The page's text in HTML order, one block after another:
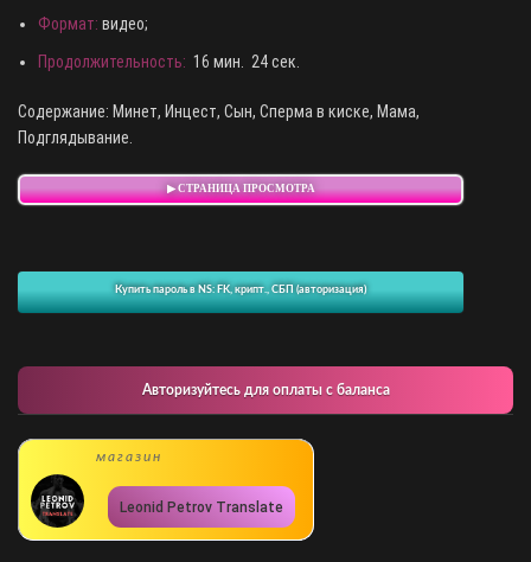
Формат: видео;
Продолжительность: 16 мин. 24 сек.
Содержание: Минет, Инцест, Сын, Сперма в киске, Мама,
Подглядывание.
▶ СТРАНИЦА ПРОСМОТРА
Купить пароль в NS: FK, крипт., СБП (авторизация)
Авторизуйтесь для оплаты с баланса
магазин
Leonid Petrov Translate